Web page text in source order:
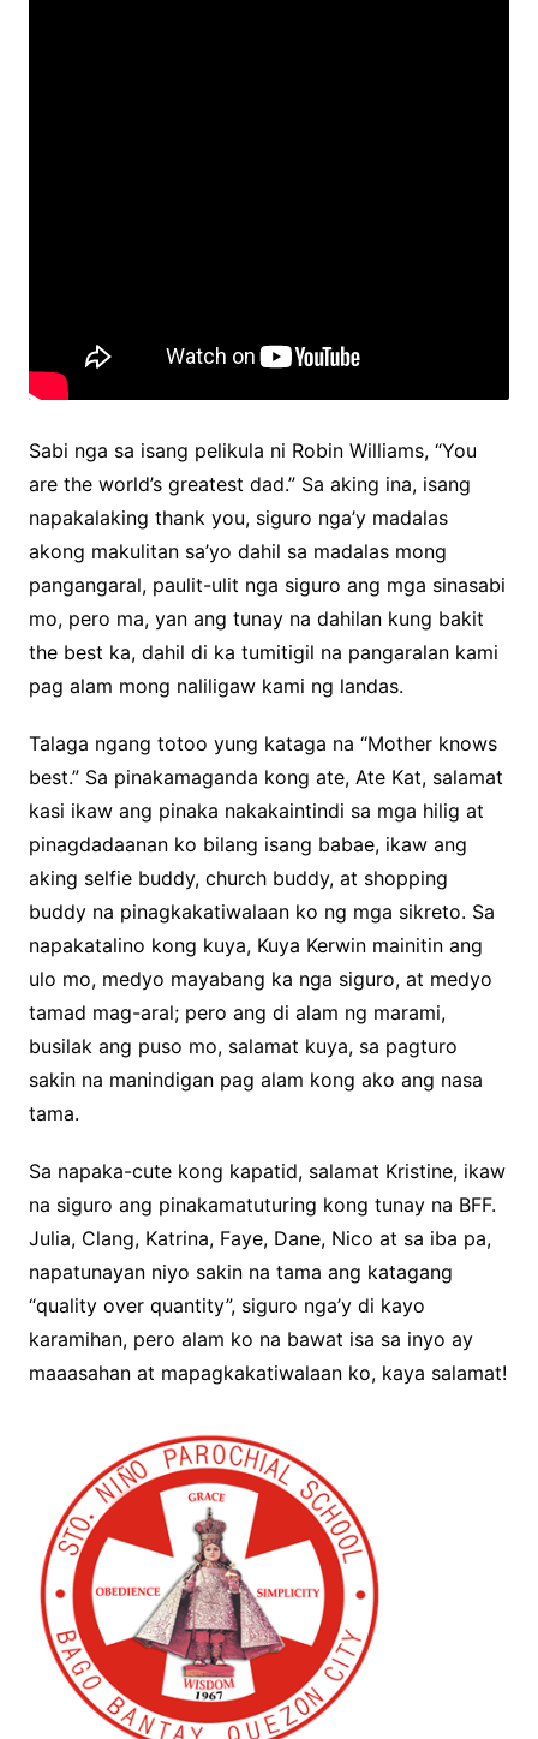
Sabi nga sa isang pelikula ni Robin Williams, “You
are the world’s greatest dad.” Sa aking ina, isang
napakalaking thank you, siguro nga’y madalas
akong makulitan sa’yo dahil sa madalas mong
pangangaral, paulit-ulit nga siguro ang mga sinasabi
mo, pero ma, yan ang tunay na dahilan kung bakit
the best ka, dahil di ka tumitigil na pangaralan kami
pag alam mong naliligaw kami ng landas.
Talaga ngang totoo yung kataga na “Mother knows
best.” Sa pinakamaganda kong ate, Ate Kat, salamat
kasi ikaw ang pinaka nakakaintindi sa mga hilig at
pinagdadaanan ko bilang isang babae, ikaw ang
aking selfie buddy, church buddy, at shopping
buddy na pinagkakatiwalaan ko ng mga sikreto. Sa
napakatalino kong kuya, Kuya Kerwin mainitin ang
ulo mo, medyo mayabang ka nga siguro, at medyo
tamad mag-aral; pero ang di alam ng marami,
busilak ang puso mo, salamat kuya, sa pagturo
sakin na manindigan pag alam kong ako ang nasa
tama.
Sa napaka-cute kong kapatid, salamat Kristine, ikaw
na siguro ang pinakamatuturing kong tunay na BFF.
Julia, Clang, Katrina, Faye, Dane, Nico at sa iba pa,
napatunayan niyo sakin na tama ang katagang
“quality over quantity”, siguro nga’y di kayo
karamihan, pero alam ko na bawat isa sa inyo ay
maaasahan at mapagkakatiwalaan ko, kaya salamat!